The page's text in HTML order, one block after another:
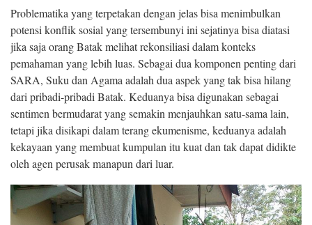
Problematika yang terpetakan dengan jelas bisa menimbulkan
potensi konflik sosial yang tersembunyi ini sejatinya bisa diatasi
jika saja orang Batak melihat rekonsiliasi dalam konteks
pemahaman yang lebih luas. Sebagai dua komponen penting dari
SARA, Suku dan Agama adalah dua aspek yang tak bisa hilang
dari pribadi-pribadi Batak. Keduanya bisa digunakan sebagai
sentimen bermudarat yang semakin menjauhkan satu-sama lain,
tetapi jika disikapi dalam terang ekumenisme, keduanya adalah
kekayaan yang membuat kumpulan itu kuat dan tak dapat didikte
oleh agen perusak manapun dari luar.